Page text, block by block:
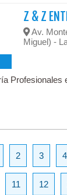
Z & Z
Av.
Miguel) -
Profesionales
2 3 4
11 12